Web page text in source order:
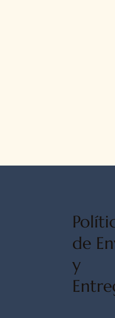
de
y